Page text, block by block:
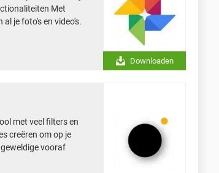
Met
je foto's en video's.
Downloaden
met veel filters en
creëren om op je
vooraf